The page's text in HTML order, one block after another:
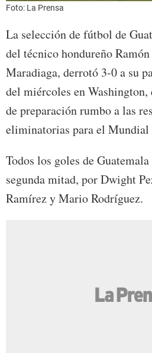
Foto: La Prensa
La selección de fútbol de
del técnico hondureño
Maradiaga, derrotó 3-0 a su
del miércoles en
de preparación rumbo a las
eliminatorias para el Mundial
Todos los goles de
segunda mitad, por Dwight
Ramírez y Mario Rodríguez.